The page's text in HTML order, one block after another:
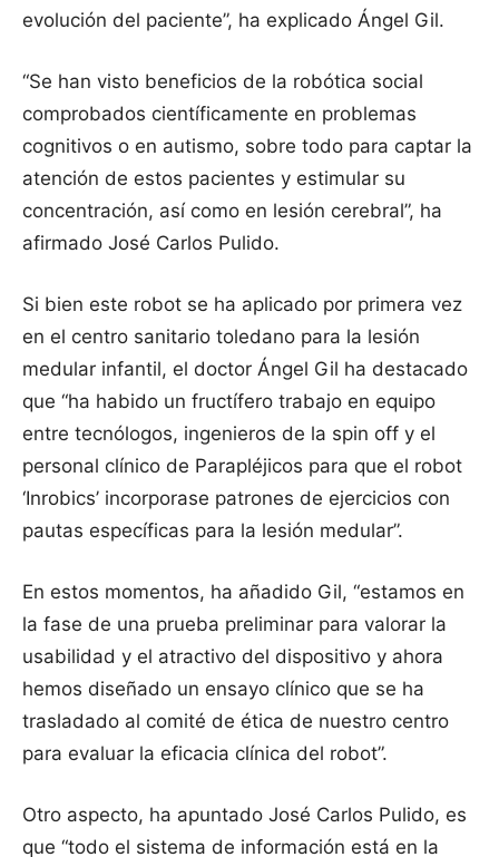
evolución del paciente”, ha explicado Ángel Gil.
“Se han visto beneficios de la robótica social
comprobados científicamente en problemas
cognitivos o en autismo, sobre todo para captar la
atención de estos pacientes y estimular su
concentración, así como en lesión cerebral”, ha
afirmado José Carlos Pulido.
Si bien este robot se ha aplicado por primera vez
en el centro sanitario toledano para la lesión
medular infantil, el doctor Ángel Gil ha destacado
que “ha habido un fructífero trabajo en equipo
entre tecnólogos, ingenieros de la spin off y el
personal clínico de Parapléjicos para que el robot
‘Inrobics’ incorporase patrones de ejercicios con
pautas específicas para la lesión medular”.
En estos momentos, ha añadido Gil, “estamos en
la fase de una prueba preliminar para valorar la
usabilidad y el atractivo del dispositivo y ahora
hemos diseñado un ensayo clínico que se ha
trasladado al comité de ética de nuestro centro
para evaluar la eficacia clínica del robot”.
Otro aspecto, ha apuntado José Carlos Pulido, es
que “todo el sistema de información está en la